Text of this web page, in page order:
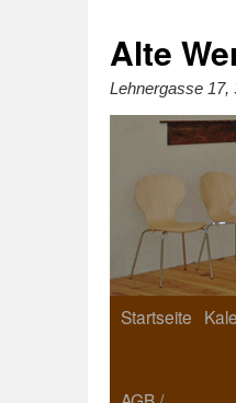
Alte
Lehnergasse 17,
Startseite